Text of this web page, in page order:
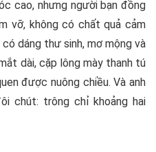
cao, nhưng người bạn đồng
vỡ, không có chất quả cảm
dáng thư sinh, mơ mộng và
dài, cặp lông mày thanh tú
được nuông chiều. Và anh
chút: trông chỉ khoảng hai